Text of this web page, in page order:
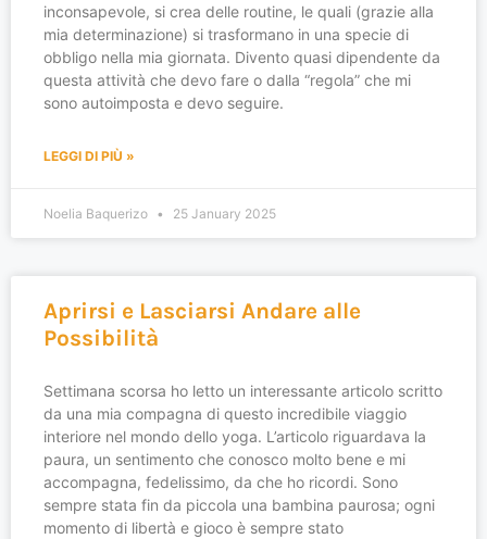
inconsapevole, si crea delle routine, le quali (grazie alla
mia determinazione) si trasformano in una specie di
obbligo nella mia giornata. Divento quasi dipendente da
questa attività che devo fare o dalla “regola” che mi
sono autoimposta e devo seguire.
LEGGI DI PIÙ »
Noelia Baquerizo 25 January 2025
Aprirsi e Lasciarsi Andare alle
Possibilità
Settimana scorsa ho letto un interessante articolo scritto
da una mia compagna di questo incredibile viaggio
interiore nel mondo dello yoga. L’articolo riguardava la
paura, un sentimento che conosco molto bene e mi
accompagna, fedelissimo, da che ho ricordi. Sono
sempre stata fin da piccola una bambina paurosa; ogni
momento di libertà e gioco è sempre stato